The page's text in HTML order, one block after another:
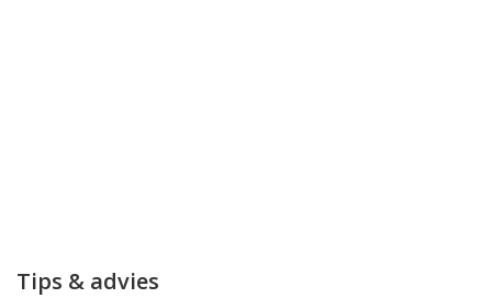
Tips & advies